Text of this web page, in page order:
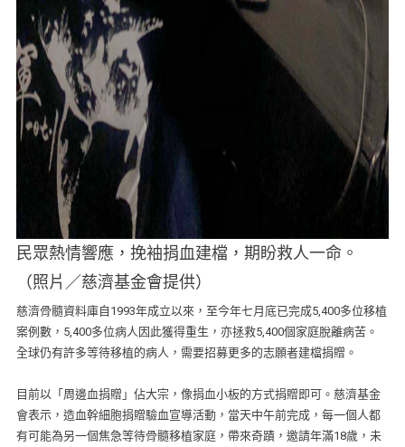
民眾熱情響應，挽袖捐血建檔，期盼救人一命。
（照片／慈濟基金會提供）
慈濟骨髓資料庫自1993年成立以來，至今年七月底已完成5,400多位移植
案例數，5,400多位病人因此獲得重生，亦拯救5,400個家庭脫離病苦。
全球仍有許多等待移植的病人，需要招募更多的志願者建檔捐贈。
目前以「周邊血捐贈」佔大宗，像捐血小板的方式捐贈即可。慈濟基金
會表示，造血幹細胞捐贈驗血宣導活動，當天中午前完成，每一個人都
有可能為另一個焦急等待骨髓移植家庭，帶來奇蹟，邀請年滿18歲，未